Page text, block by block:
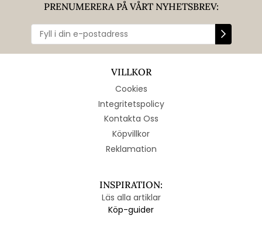
PRENUMERERA PÅ VÅRT NYHETSBREV:
VILLKOR
Cookies
Integritetspolicy
Kontakta Oss
Köpvillkor
Reklamation
INSPIRATION:
Läs alla artiklar
Köp-guider